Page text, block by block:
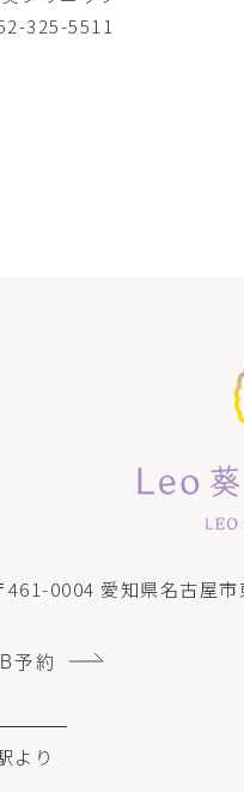
325-5511
461-0004 愛知県名古屋
予約
より